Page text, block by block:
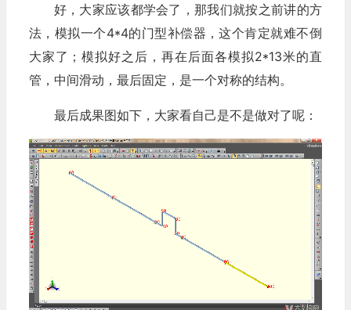
好，大家应该都学会了，那我们就按之前讲的方
法，模拟一个4*4的门型补偿器，这个肯定就难不倒
大家了；模拟好之后，再在后面各模拟2*13米的直
管，中间滑动，最后固定，是一个对称的结构。
最后成果图如下，大家看自己是不是做对了呢：